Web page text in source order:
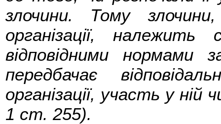
злочини. Тому
організації, належить
відповідними
передбачає
організації, участь у
1 ст. 255).